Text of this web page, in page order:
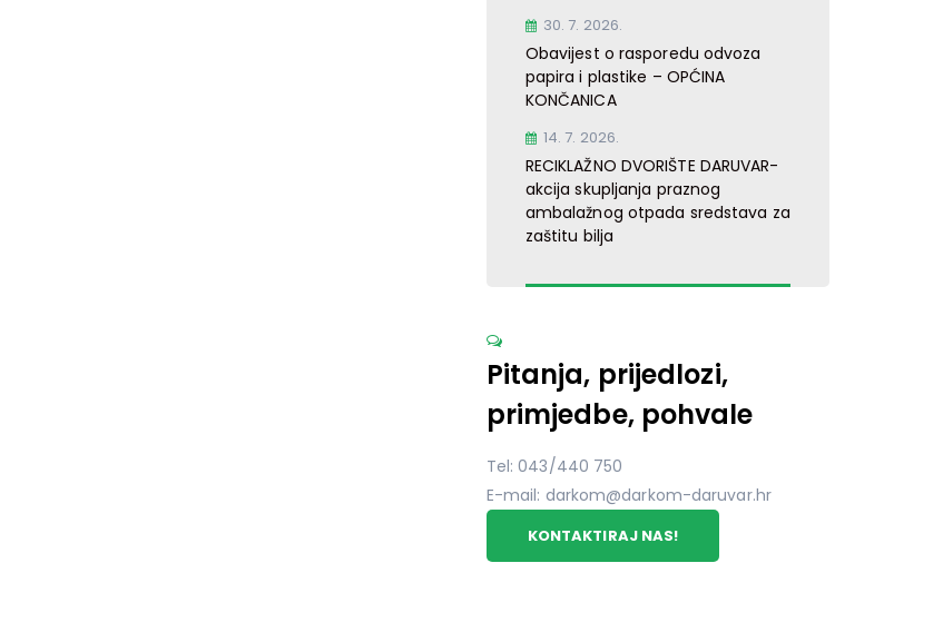
30. 7. 2026.
Obavijest o rasporedu odvoza
papira i plastike – OPĆINA
KONČANICA
14. 7. 2026.
RECIKLAŽNO DVORIŠTE DARUVAR-
akcija skupljanja praznog
ambalažnog otpada sredstava za
zaštitu bilja
Pitanja, prijedlozi,
primjedbe, pohvale
Tel: 043/440 750
E-mail: darkom@darkom-daruvar.hr
KONTAKTIRAJ NAS!